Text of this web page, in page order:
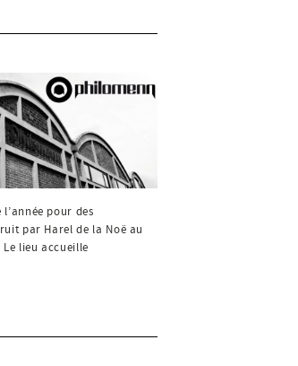
pour des
par Harel de la Noë au
lieu accueille